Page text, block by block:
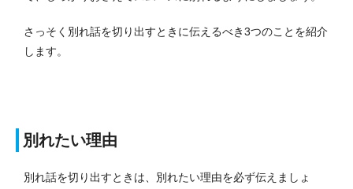
さっそく別れ話を切り出すときに伝えるべき3つのことを紹介
します。
別れたい理由
別れ話を切り出すときは、別れたい理由を必ず伝えましょ